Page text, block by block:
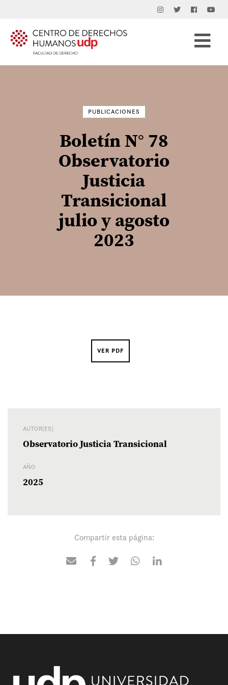
PUBLICACIONES
Boletín N° 78
Observatorio
Justicia
Transicional
julio y agosto
2023
VER PDF
AUTOR(ES)
Observatorio Justicia Transicional
AÑO
2025
Compartir esta página: